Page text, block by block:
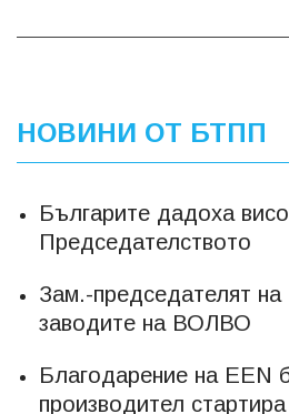
НОВИНИ ОТ БТПП
Българите дадоха
Председателството
Зам.-председателят
заводите на ВОЛВО
Благодарение на EEN
производител